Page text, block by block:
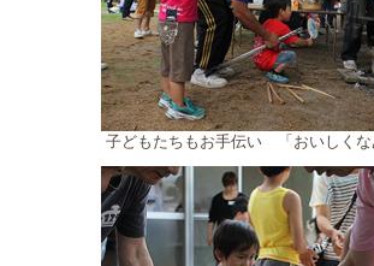
子どもたちもお手伝い 「おいしくな